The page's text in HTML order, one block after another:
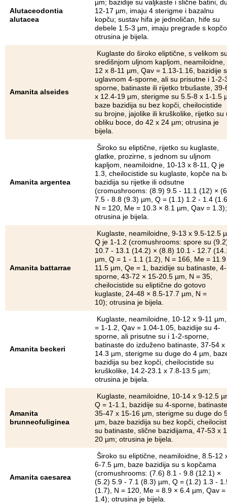
Alutaceodontia
alutacea
µm; bazidije su valjkaste i slične batini,
12-17 µm, imaju 4 sterigme i bazalnu
kopču; sustav hifa je jednoličan, hife su
debele 1.5-3 µm, imaju pregrade s
otrusina je bijela.
Amanita alseides
Kuglaste do široko eliptične, s velikom
središnjom uljnom kapljom, neamiloidne,
12 x 8-11 µm, Qav = 1.13-1.16, bazidije
uglavnom 4-sporne, ali su prisutne i 1-2-
sporne, batinaste ili rijetko trbušaste, 39-
x 12.4-19 µm, sterigme su 5.5-8 x 1-1.5
baze bazidija su bez kopči, cheilocistide
su brojne, jajolike ili kruškolike, rijetko su
obliku boce, do 42 x 24 µm; otrusina je
bijela.
Amanita argentea
Široko su eliptične, rijetko su kuglaste,
glatke, prozirne, s jednom su uljnom
kapljom, neamiloidne, 10-13 x 8-11, Q je
1.3, cheilocistide su kuglaste, kopče na
bazidija su rijetke ili odsutne
(cromushrooms: (8.9) 9.5 - 11.1 (12) ×
7.5 - 8.8 (9.3) µm, Q = (1.1) 1.2 - 1.4
N = 120, Me = 10.3 × 8.1 µm, Qav = 1.3);
otrusina je bijela.
Amanita battarrae
Kuglaste, neamiloidne, 9-13 x 9.5-12.5
Q je 1-1.2 (cromushrooms: spore su
10.7 - 13.1 (14.2) × (8.8) 10.1 - 12.7
µm, Q = 1 - 1.1 (1.2), N = 166, Me =
11.5 µm, Qe = 1, bazidije su batinaste, 4-
sporne, 43-72 × 15-20.5 µm, N = 35,
cheilocistide su eliptične do gotovo
kuglaste, 24-48 × 8.5-17.7 µm, N =
10); otrusina je bijela.
Amanita beckeri
Kuglaste, neamiloidne, 10-12 x 9-11
= 1-1.2, Qav = 1.04-1.05, bazidije su 4-
sporne, ali prisutne su i 1-2-sporne,
batinaste do izduženo batinaste, 37-54 x
14.3 µm, sterigme su duge do 4 µm,
bazidija su bez kopči, cheilocistide su
kruškolike, 14.2-23.1 x 7.8-13.5 µm;
otrusina je bijela.
Amanita
brunneofuliginea
Kuglaste, neamiloidne, 10-14 x 9-12.5
Q = 1-1.1, bazidije su 4-sporne,
35-47 x 15-16 µm, sterigme su duge do
µm, baze bazidija su bez kopči,
su batinaste, slične bazidijama, 47-53 x
20 µm; otrusina je bijela.
Amanita caesarea
Široko su eliptične, neamiloidne, 8.5-12
6-7.5 µm, baze bazidija su s kopčama
(cromushrooms: (7.6) 8.1 - 9.8 (12.1) ×
(5.2) 5.9 - 7.1 (8.3) µm, Q = (1.2) 1.3 -
(1.7), N = 120, Me = 8.9 × 6.4 µm, Qav =
1.4); otrusina je bijela.